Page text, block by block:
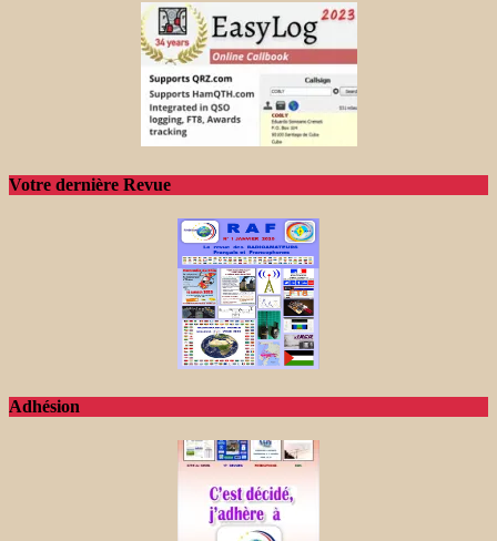
Votre dernière Revue
Adhésion